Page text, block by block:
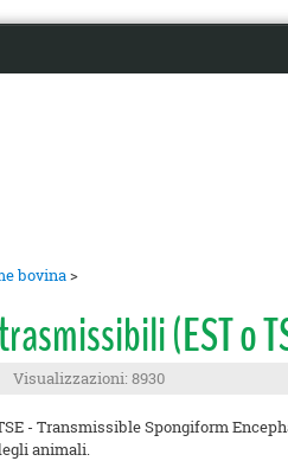
bovina>
(EST o
Visualizzazioni: 8930
- Transmissible Spongiform
animali.